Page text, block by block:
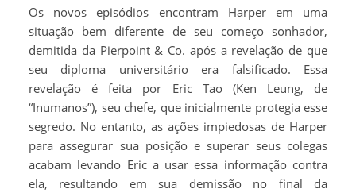
Os novos episódios encontram Harper em uma
situação bem diferente de seu começo sonhador,
demitida da Pierpoint & Co. após a revelação de que
seu diploma universitário era falsificado. Essa
revelação é feita por Eric Tao (Ken Leung, de
“Inumanos”), seu chefe, que inicialmente protegia esse
segredo. No entanto, as ações impiedosas de Harper
para assegurar sua posição e superar seus colegas
acabam levando Eric a usar essa informação contra
ela, resultando em sua demissão no final da